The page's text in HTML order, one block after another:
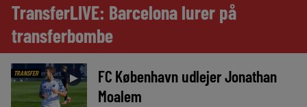
TransferLIVE: Barcelona lurer på
transferbombe
TRANSFER ►
FC København udlejer Jonathan
Moalem